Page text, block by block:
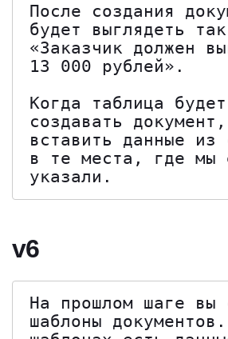
После создания
будет выглядеть
«Заказчик должен
13 000 рублей».
Когда таблица будет
создавать
вставить данные из
в те места, где мы
указали.
v6
На прошлом шаге вы
шаблоны